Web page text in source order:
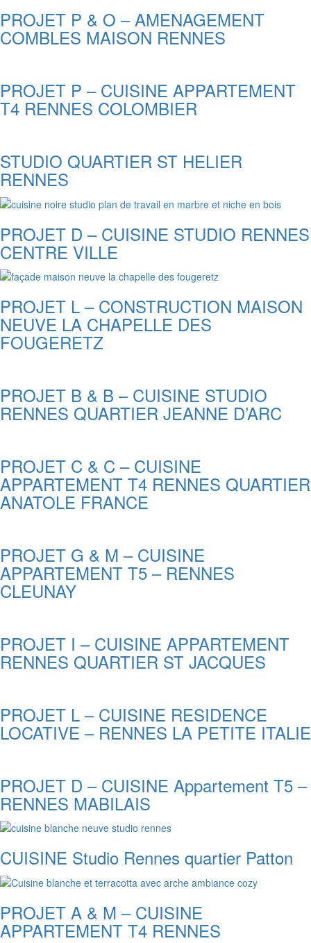
PROJET P & O – AMENAGEMENT
COMBLES MAISON RENNES
PROJET P – CUISINE APPARTEMENT
T4 RENNES COLOMBIER
STUDIO QUARTIER ST HELIER
RENNES
PROJET D – CUISINE STUDIO RENNES
CENTRE VILLE
PROJET L – CONSTRUCTION MAISON
NEUVE LA CHAPELLE DES
FOUGERETZ
PROJET B & B – CUISINE STUDIO
RENNES QUARTIER JEANNE D’ARC
PROJET C & C – CUISINE
APPARTEMENT T4 RENNES QUARTIER
ANATOLE FRANCE
PROJET G & M – CUISINE
APPARTEMENT T5 – RENNES
CLEUNAY
PROJET I – CUISINE APPARTEMENT
RENNES QUARTIER ST JACQUES
PROJET L – CUISINE RESIDENCE
LOCATIVE – RENNES LA PETITE ITALIE
PROJET D – CUISINE Appartement T5 –
RENNES MABILAIS
CUISINE Studio Rennes quartier Patton
PROJET A & M – CUISINE
APPARTEMENT T4 RENNES